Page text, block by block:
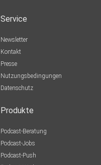
Service
Newsletter
Kontakt
Presse
Nutzungsbedingungen
Datenschutz
Produkte
Podcast-Beratung
Podcast-Jobs
Podcast-Push